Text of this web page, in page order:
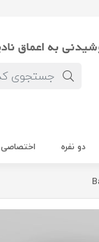
دو نفره اختصاصی